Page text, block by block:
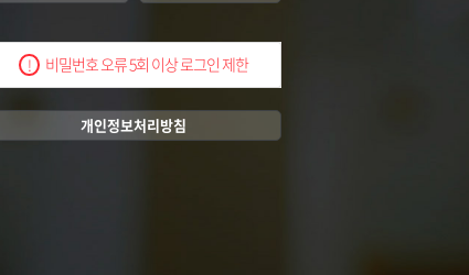
! 비밀번호 오류 5회 이상 로그인 제한
개인정보처리방침